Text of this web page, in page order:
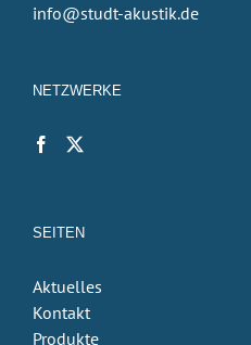
info@studt-akustik.de
NETZWERKE
SEITEN
Aktuelles
Kontakt
Produkte